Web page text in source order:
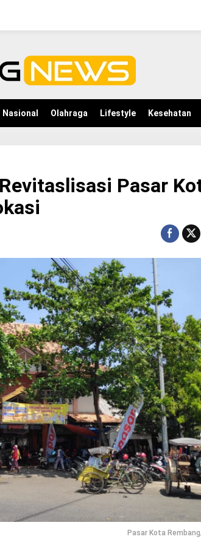
Nasional Olahraga Lifestyle Kesehatan
Pasar
Pasar Kota